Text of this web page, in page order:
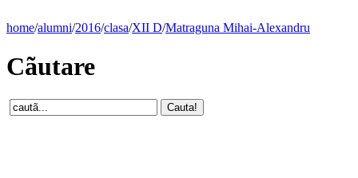
home/alumni/2016/clasa/XII D/Matraguna Mihai-Alexandru
Cãutare